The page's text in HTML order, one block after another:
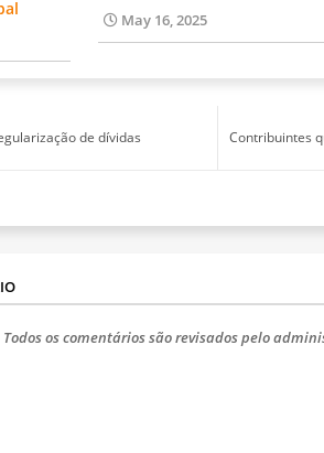
May 16, 2025
Contribuintes
de dívidas
os comentários são revisados ​​pelo